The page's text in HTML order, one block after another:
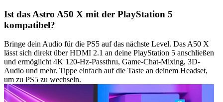
Ist das Astro A50 X mit der PlayStation 5
kompatibel?
Bringe dein Audio für die PS5 auf das nächste Level. Das A50 X
lässt sich direkt über HDMI 2.1 an deine PlayStation 5 anschließen
und ermöglicht 4K 120-Hz-Passthru, Game-Chat-Mixing, 3D-
Audio und mehr. Tippe einfach auf die Taste an deinem Headset,
um zu PS5 zu wechseln.